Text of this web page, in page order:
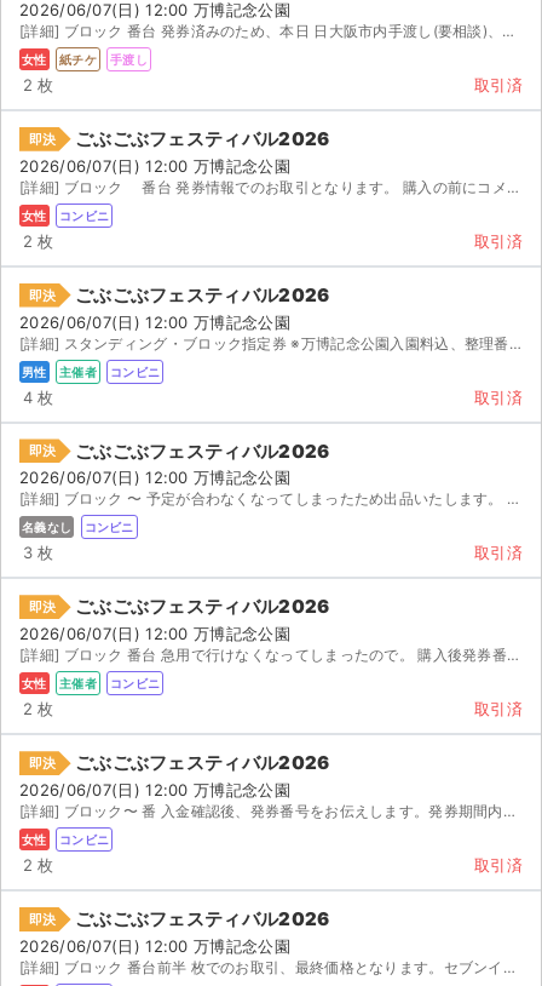
2026/06/07(日) 12:00 万博記念公園
[詳細] ブロック 番台 発券済みのため、本日 日大阪市内手渡し(要相談)、もしくは当日会場に...
女性 紙チケ 手渡し
2 枚 取引済
即決 ごぶごぶフェスティバル2026
2026/06/07(日) 12:00 万博記念公園
[詳細] ブロック 番台 発券情報でのお取引となります。 購入の前にコメントお願いいたします。
女性 コンビニ
2 枚 取引済
即決 ごぶごぶフェスティバル2026
2026/06/07(日) 12:00 万博記念公園
[詳細] スタンディング・ブロック指定券 ※万博記念公園入園料込、整理番号付 ブロック 整理番号 ...
男性 主催者 コンビニ
4 枚 取引済
即決 ごぶごぶフェスティバル2026
2026/06/07(日) 12:00 万博記念公園
[詳細] ブロック 〜 予定が合わなくなってしまったため出品いたします。 【お渡し...
名義なし コンビニ
3 枚 取引済
即決 ごぶごぶフェスティバル2026
2026/06/07(日) 12:00 万博記念公園
[詳細] ブロック 番台 急用で行けなくなってしまったので。 購入後発券番号お伝えします。
女性 主催者 コンビニ
2 枚 取引済
即決 ごぶごぶフェスティバル2026
2026/06/07(日) 12:00 万博記念公園
[詳細] ブロック〜 番 入金確認後、発券番号をお伝えします。発券期間内にセブンイレブンにてご自...
女性 コンビニ
2 枚 取引済
即決 ごぶごぶフェスティバル2026
2026/06/07(日) 12:00 万博記念公園
[詳細] ブロック 番台前半 枚でのお取引、最終価格となります。セブンイレブンでの発券番号をお...